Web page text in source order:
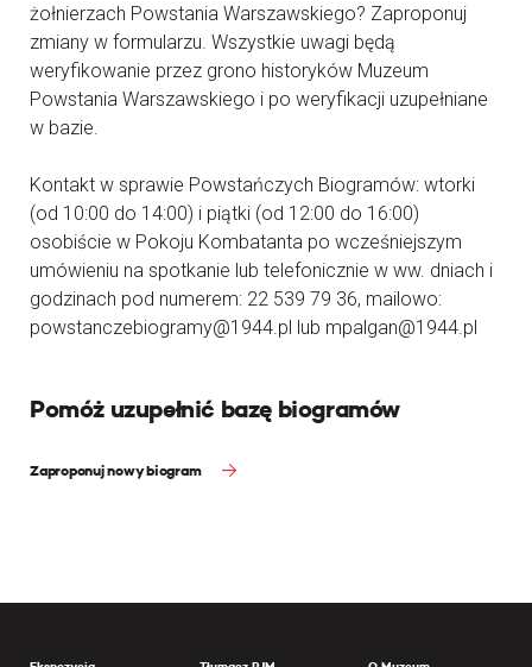
żołnierzach Powstania Warszawskiego? Zaproponuj
zmiany w formularzu. Wszystkie uwagi będą
weryfikowanie przez grono historyków Muzeum
Powstania Warszawskiego i po weryfikacji uzupełniane
w bazie.
Kontakt w sprawie Powstańczych Biogramów: wtorki
(od 10:00 do 14:00) i piątki (od 12:00 do 16:00)
osobiście w Pokoju Kombatanta po wcześniejszym
umówieniu na spotkanie lub telefonicznie w ww. dniach i
godzinach pod numerem: 22 539 79 36, mailowo:
powstanczebiogramy@1944.pl lub mpalgan@1944.pl
Pomóż uzupełnić bazę biogramów
Zaproponuj nowy biogram